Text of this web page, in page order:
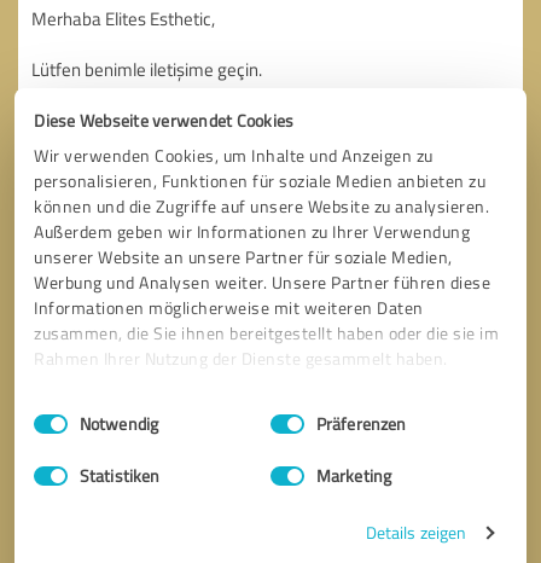
Diese Webseite verwendet Cookies
Wir verwenden Cookies, um Inhalte und Anzeigen zu
personalisieren, Funktionen für soziale Medien anbieten zu
können und die Zugriffe auf unsere Website zu analysieren.
Außerdem geben wir Informationen zu Ihrer Verwendung
unserer Website an unsere Partner für soziale Medien,
Werbung und Analysen weiter. Unsere Partner führen diese
Informationen möglicherweise mit weiteren Daten
zusammen, die Sie ihnen bereitgestellt haben oder die sie im
Rahmen Ihrer Nutzung der Dienste gesammelt haben.
Impressum Datenschutzbestimmungen
Einwilligungsauswahl
Notwendig Präferenzen
Statistiken Marketing
Details zeigen
Geri arama talebi